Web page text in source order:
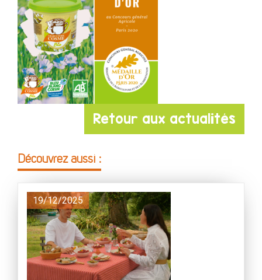
Retour aux actualités
Découvrez aussi :
19/12/2025